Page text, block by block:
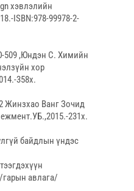
хэвлэлийн
ISBN:978-99978-2-
509 ,Юндэн С. Химийн
хор
358х.
Жинзхао Ванг Зочид
231х.
байдлын үндэс
авлага/